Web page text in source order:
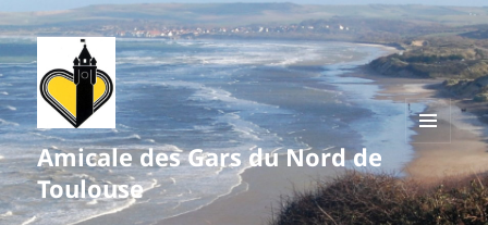
Amicale des Gars du Nord de
Toulouse
MENU
WIDGETS